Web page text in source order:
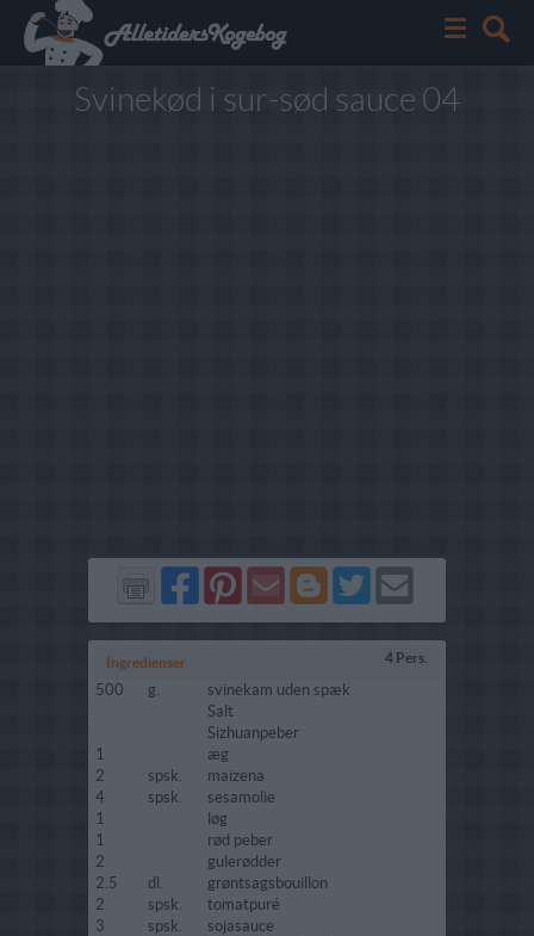
Svinekød i sur-sød sauce 04
Del
på
Facebook
Del
på
Pinterest
Send
via
GMail
Del
på
Blogger
Del
på
Twitter
Send
Ingredienser 4 Pers.
500 g.
svinekam uden spæk
Salt
Sizhuanpeber
1
æg
2
spsk.
maizena
4
spsk.
sesamolie
1
løg
1
rød peber
2
gulerødder
2.5
dl.
grøntsagsbouillon
2
spsk.
tomatpuré
3
spsk.
sojasauce